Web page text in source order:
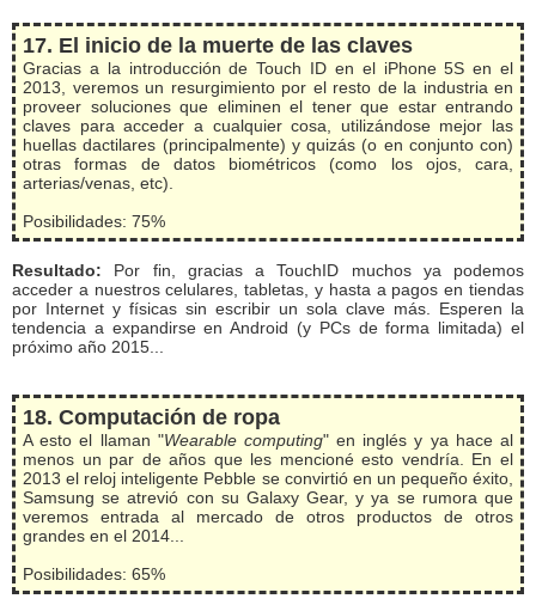
17. El inicio de la muerte de las claves
Gracias a la introducción de Touch ID en el iPhone 5S en el
2013, veremos un resurgimiento por el resto de la industria en
proveer soluciones que eliminen el tener que estar entrando
claves para acceder a cualquier cosa, utilizándose mejor las
huellas dactilares (principalmente) y quizás (o en conjunto con)
otras formas de datos biométricos (como los ojos, cara,
arterias/venas, etc).
Posibilidades: 75%
Resultado: Por fin, gracias a TouchID muchos ya podemos
acceder a nuestros celulares, tabletas, y hasta a pagos en tiendas
por Internet y físicas sin escribir un sola clave más. Esperen la
tendencia a expandirse en Android (y PCs de forma limitada) el
próximo año 2015...
18. Computación de ropa
A esto el llaman "Wearable computing" en inglés y ya hace al
menos un par de años que les mencioné esto vendría. En el
2013 el reloj inteligente Pebble se convirtió en un pequeño éxito,
Samsung se atrevió con su Galaxy Gear, y ya se rumora que
veremos entrada al mercado de otros productos de otros
grandes en el 2014...
Posibilidades: 65%